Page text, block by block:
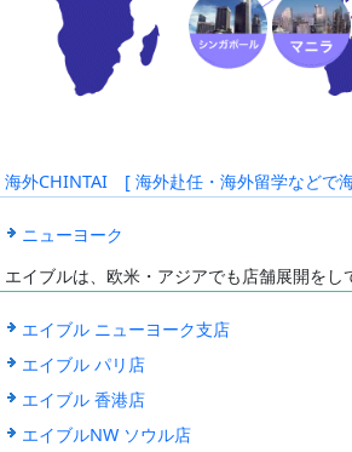
海外CHINTAI [ 海外赴任・海外留学などで
ニューヨーク
エイブルは、欧米・アジアでも店舗展開を
エイブル ニューヨーク支店
エイブル パリ店
エイブル 香港店
エイブルNW ソウル店